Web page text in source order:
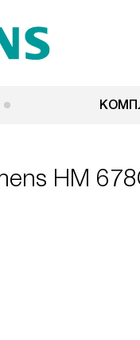
HM